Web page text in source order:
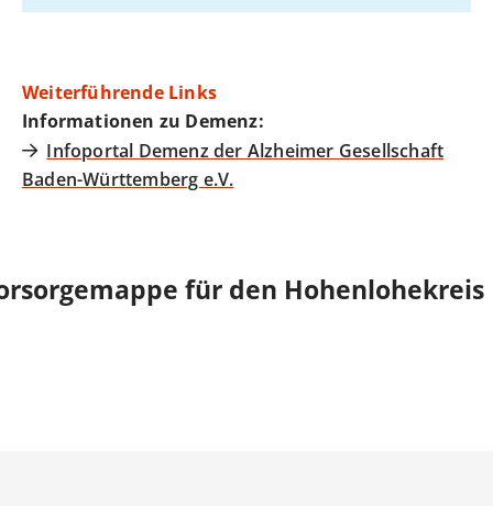
Weiterführende Links
Informationen zu Demenz:
Infoportal Demenz der Alzheimer Gesellschaft
Baden-Württemberg e.V.
für den Hohenlohekreis